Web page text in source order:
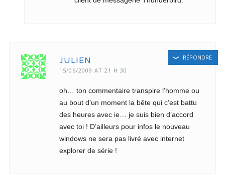
JULIEN
15/06/2009 AT 21 H 30
oh… ton commentaire transpire l’homme ou
au bout d’un moment la bête qui c’est battu
des heures avec ie… je suis bien d’accord
avec toi ! D’ailleurs pour infos le nouveau
windows ne sera pas livré avec internet
explorer de série !
RÉPONDRE